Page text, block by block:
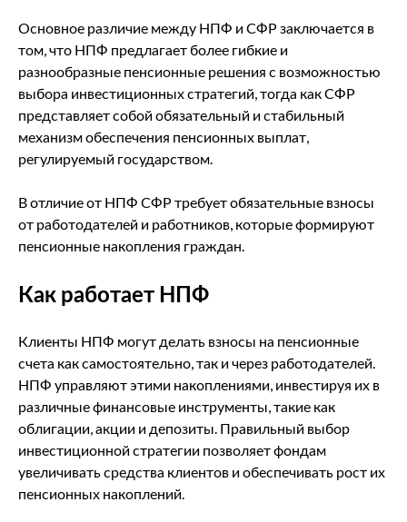
Основное различие между НПФ и СФР заключается в
том, что НПФ предлагает более гибкие и
разнообразные пенсионные решения с возможностью
выбора инвестиционных стратегий, тогда как СФР
представляет собой обязательный и стабильный
механизм обеспечения пенсионных выплат,
регулируемый государством.
В отличие от НПФ СФР требует обязательные взносы
от работодателей и работников, которые формируют
пенсионные накопления граждан.
Как работает НПФ
Клиенты НПФ могут делать взносы на пенсионные
счета как самостоятельно, так и через работодателей.
НПФ управляют этими накоплениями, инвестируя их в
различные финансовые инструменты, такие как
облигации, акции и депозиты. Правильный выбор
инвестиционной стратегии позволяет фондам
увеличивать средства клиентов и обеспечивать рост их
пенсионных накоплений.